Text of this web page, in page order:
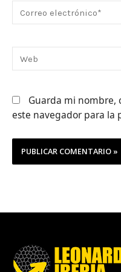
Correo
electrónico*
Web
Guarda mi nombre,
este navegador para la